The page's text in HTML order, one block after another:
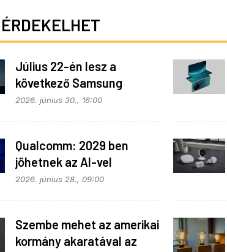
Július 22-én lesz a
következő Samsung
Galaxy Unpacked – ez
2026. június 30., 16:00
Qualcomm: 2029 ben
jöhetnek az AI-vel
telepakolt 6G-s telefonok
2026. június 28., 09:00
Szembe mehet az amerikai
kormány akaratával az